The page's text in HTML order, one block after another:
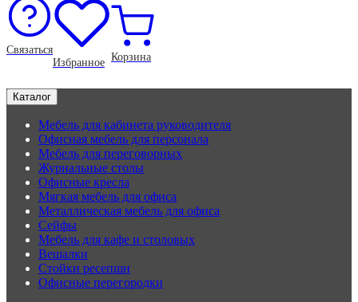
Связаться
Избранное Корзина
Каталог
Мебель для кабинета руководителя
Офисная мебель для персонала
Мебель для переговорных
Журнальные столы
Офисные кресла
Мягкая мебель для офиса
Металлическая мебель для офиса
Сейфы
Мебель для кафе и столовых
Вешалки
Стойки ресепшн
Офисные перегородки